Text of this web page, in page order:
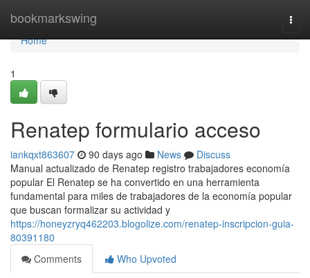
bookmarkswing
Home
Home
1
Renatep formulario acceso
iankqxt863607 90 days ago News
Discuss
Manual actualizado de Renatep registro trabajadores economía
popular El Renatep se ha convertido en una herramienta
fundamental para miles de trabajadores de la economía popular
que buscan formalizar su actividad y
https://honeyzryq462203.blogolize.com/renatep-inscripcion-guia-
80391180
Comments
Who Upvoted